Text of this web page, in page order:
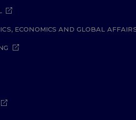
ECONOMICS AND GLOBAL